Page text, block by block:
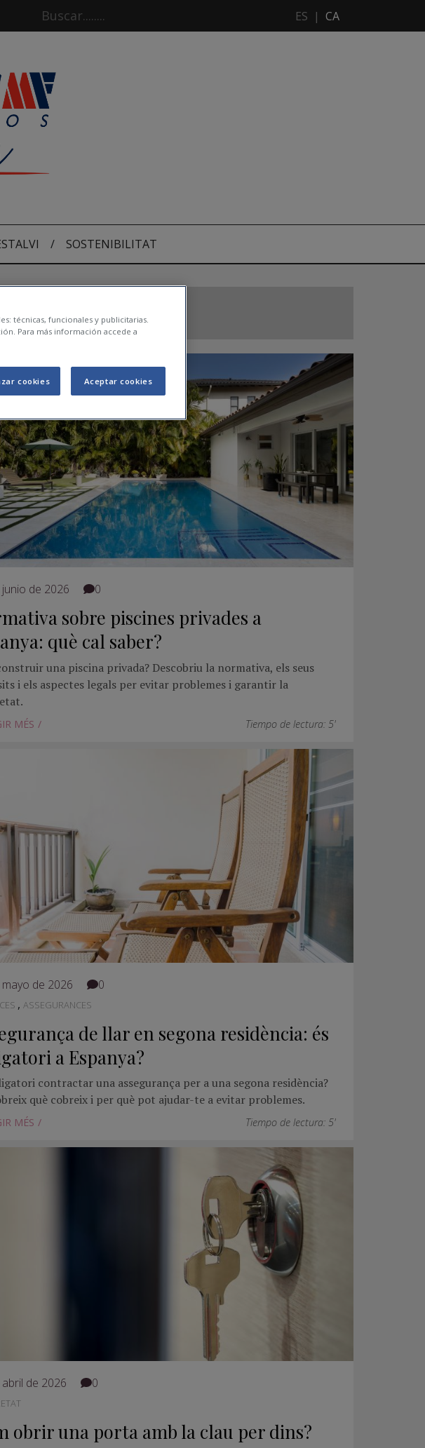
ES | CA
/ SOSTENIBILITAT
de 2026 0
sobre piscines privades a
què cal saber?
una piscina privada? Descobriu la normativa, els seus
i els aspectes legals per evitar problemes i garantir la
MÉS Tiempo de lectura: 5'
de 2026 0
, ASSEGURANCES
de llar en segona residència: és
a Espanya?
contractar una assegurança per a una segona residència?
què cobreix i per què pot ajudar-te a evitar problemes.
MÉS Tiempo de lectura: 5'
de 2026 0
obrir una porta amb la clau per dins?
técnicas, funcionales y publicitarias.
Para más información accede a
cookies Aceptar cookies